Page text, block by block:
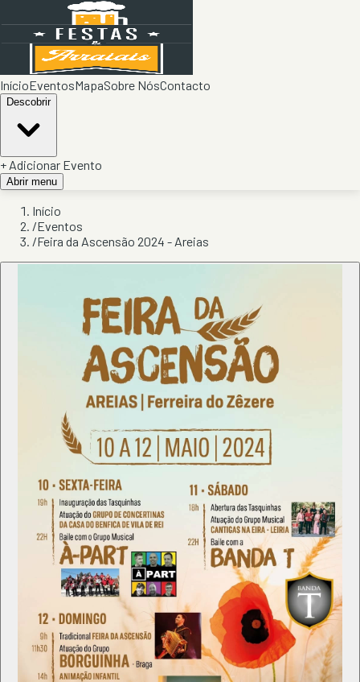
InícioEventosMapaSobre NósContacto
Descobrir
+ Adicionar Evento
Abrir menu
Início
/Eventos
/Feira da Ascensão 2024 - Areias